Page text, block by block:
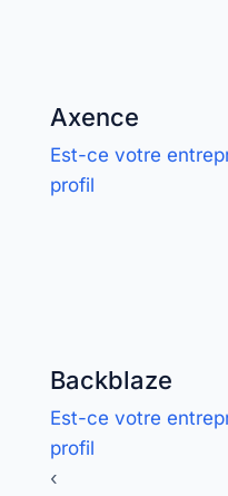
Axence
Est-ce votre
profil
Backblaze
Est-ce votre
profil
‹